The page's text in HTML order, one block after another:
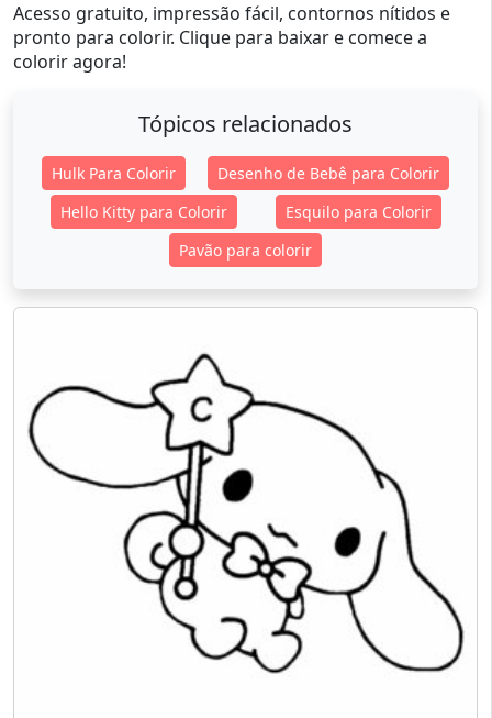
Acesso gratuito, impressão fácil, contornos nítidos e
pronto para colorir. Clique para baixar e comece a
colorir agora!
Tópicos relacionados
Hulk Para Colorir
Desenho de Bebê para Colorir
Hello Kitty para Colorir
Esquilo para Colorir
Pavão para colorir